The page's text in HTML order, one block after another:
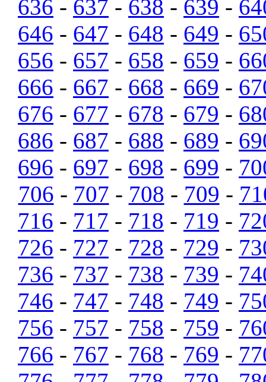
636 - 637 - 638 - 639 -
646 - 647 - 648 - 649 -
656 - 657 - 658 - 659 -
666 - 667 - 668 - 669 -
676 - 677 - 678 - 679 -
686 - 687 - 688 - 689 -
696 - 697 - 698 - 699 -
706 - 707 - 708 - 709 -
716 - 717 - 718 - 719 -
726 - 727 - 728 - 729 -
736 - 737 - 738 - 739 -
746 - 747 - 748 - 749 -
756 - 757 - 758 - 759 -
766 - 767 - 768 - 769 -